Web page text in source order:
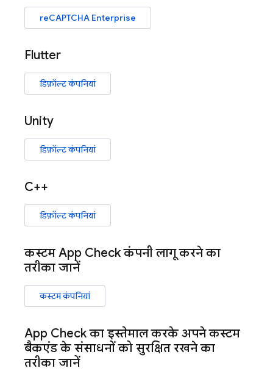
reCAPTCHA Enterprise
Flutter
डिफ़ॉल्ट कंपनियां
Unity
डिफ़ॉल्ट कंपनियां
C++
डिफ़ॉल्ट कंपनियां
कस्टम App Checkकंपनी लागू करने का
तरीका जानें
कस्टम कंपनियां
App Checkका इस्तेमाल करके अपने कस्टम
बैकएंड के संसाधनों को सुरक्षित रखने का
तरीका जानें